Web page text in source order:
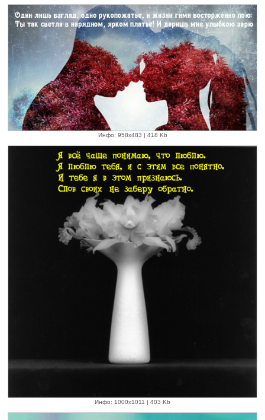
Инфо: 958х483 | 418 Kb
Инфо: 1000х1011 | 403 Kb